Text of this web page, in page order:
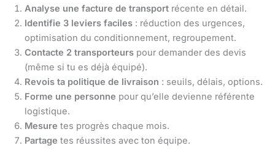
Analyse une facture de transport récente en détail.
Identifie 3 leviers faciles : réduction des urgences,
optimisation du conditionnement, regroupement.
Contacte 2 transporteurs pour demander des devis
(même si tu es déjà équipé).
Revois ta politique de livraison : seuils, délais, options.
Forme une personne pour qu’elle devienne référente
logistique.
Mesure tes progrès chaque mois.
Partage tes réussites avec ton équipe.